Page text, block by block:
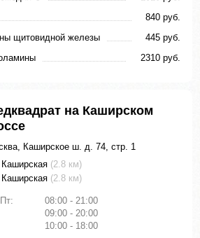
840 руб.
щитовидной железы
445 руб.
2310 руб.
на Каширском
Каширское ш. д. 74, стр. 1
Каширская (2.8 км)
Каширская (2.8 км)
08:00 - 21:00
09:00 - 20:00
10:00 - 18:00